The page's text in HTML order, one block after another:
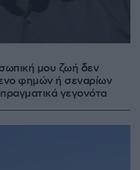
μου ζωή δεν
φημών ή σεναρίων
γεγονότα